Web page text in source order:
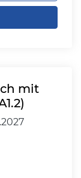
mit